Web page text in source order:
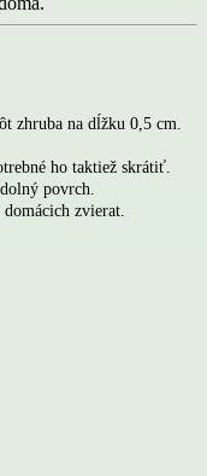
zhruba na dĺžku 0,5 cm.
ho taktiež skrátiť.
povrch.
zvierat.